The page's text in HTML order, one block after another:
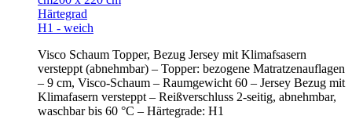
Härtegrad
H1 - weich
Visco Schaum Topper, Bezug Jersey mit Klimafsasern
versteppt (abnehmbar) – Topper: bezogene Matratzenauflagen
– 9 cm, Visco-Schaum – Raumgewicht 60 – Jersey Bezug mit
Klimafasern versteppt – Reißverschluss 2-seitig, abnehmbar,
waschbar bis 60 °C – Härtegrade: H1